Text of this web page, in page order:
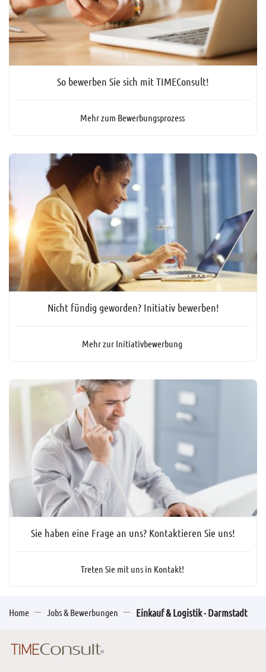
So bewerben Sie sich mit TIMEConsult!
Mehr zum Bewerbungsprozess
Nicht fündig geworden? Initiativ bewerben!
Mehr zur Initiativbewerbung
Sie haben eine Frage an uns? Kontaktieren Sie uns!
Treten Sie mit uns in Kontakt!
Home Jobs & Bewerbungen Einkauf & Logistik - Darmstadt